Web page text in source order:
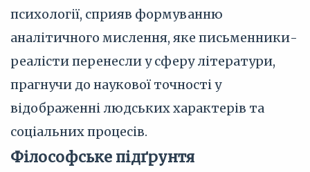
психології, сприяв формуванню
аналітичного мислення, яке письменники-
реалісти перенесли у сферу літератури,
прагнучи до наукової точності у
відображенні людських характерів та
соціальних процесів.
Філософське підґрунтя